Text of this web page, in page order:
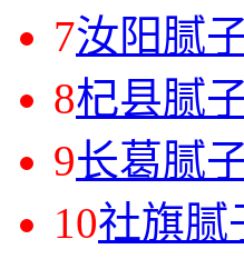
7汝阳腻
8杞县腻
9长葛腻
10社旗腻